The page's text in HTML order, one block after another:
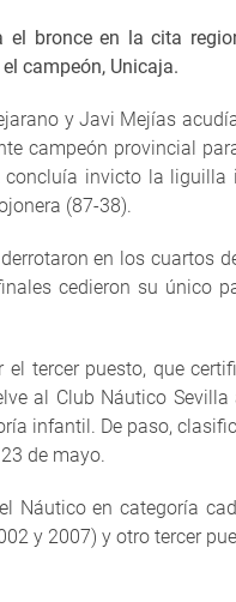
el bronce en la cita
campeón, Unicaja.
y Javi Mejías
campeón provincial
concluía invicto la
(87-38).
en los cuartos
cedieron su único
tercer puesto, que
al Club Náutico
infantil. De paso,
de mayo.
Náutico en categoría
y 2007) y otro tercer